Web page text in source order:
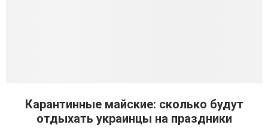
Карантинные майские: сколько будут
отдыхать украинцы на праздники